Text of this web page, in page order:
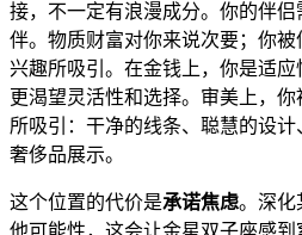
接，不一定有浪漫成分。你的伴
伴。物质财富对你来说次要；你
兴趣所吸引。在金钱上，你是适
更渴望灵活性和选择。审美上，
所吸引：干净的线条、聪慧的设
奢侈品展示。
这个位置的代价是承诺焦虑。深化